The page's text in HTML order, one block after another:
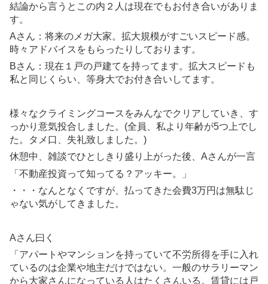
結論から言うとこの内２人は現在でもお付き合いがありま
す。
Aさん：将来のメガ大家。拡大規模がすごいスピード感。
時々アドバイスをもらったりしております。
Bさん：現在１戸の戸建てを持ってます。拡大スピードも
私と同じくらい、等身大でお付き合いしてます。
様々なクライミングコースをみんなでクリアしていき、す
っかり意気投合しました。(全員、私より年齢が5つ上でし
た。タメ口、失礼致しました。)
休憩中、雑談でひとしきり盛り上がった後、Aさんが一言
「不動産投資って知ってる？アッキー。」
・・・なんとなくですが、払ってきた会費3万円は無駄じ
ゃない気がしてきました。
Aさん曰く
「アパートやマンションを持っていて不労所得を手に入れ
ているのは企業や地主だけではない。一般のサラリーマン
から大家さんになっている人はたくさんいる。賃貸には戸